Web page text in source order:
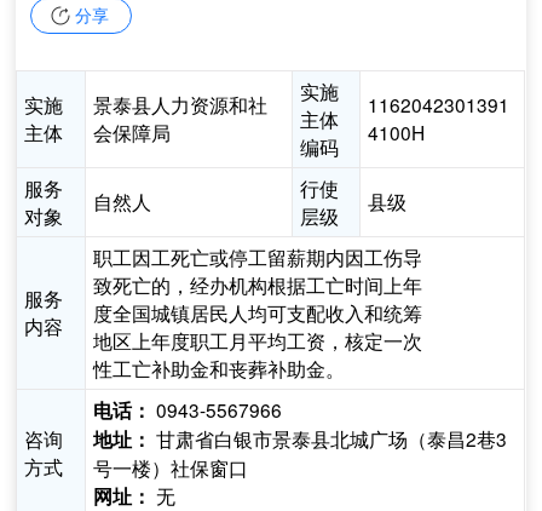
分享
实施
主体
景泰县人力资源和社
会保障局
实施
主体
编码
1162042301391
4100H
服务
对象
自然人
行使
层级
县级
服务
内容
职工因工死亡或停工留薪期内因工伤导
致死亡的，经办机构根据工亡时间上年
度全国城镇居民人均可支配收入和统筹
地区上年度职工月平均工资，核定一次
性工亡补助金和丧葬补助金。
咨询
方式
电话： 0943-5567966
地址： 甘肃省白银市景泰县北城广场（泰昌2巷3
号一楼）社保窗口
网址： 无